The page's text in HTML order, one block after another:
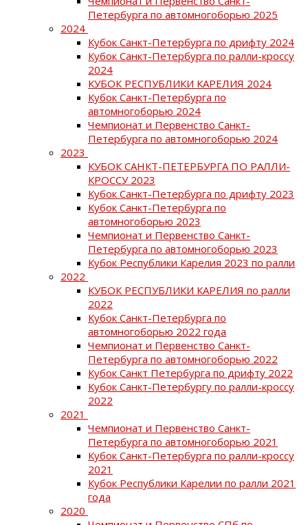
Петербурга по автомногоборью 2025
2024
Кубок Санкт-Петербурга по дрифту 2024
Кубок Санкт-Петербурга по ралли-кроссу
2024
КУБОК РЕСПУБЛИКИ КАРЕЛИЯ 2024
Кубок Санкт-Петербурга по
автомногоборью 2024
Чемпионат и Первенство Санкт-
Петербурга по автомногоборью 2024
2023
КУБОК САНКТ-ПЕТЕРБУРГА ПО РАЛЛИ-
КРОССУ 2023
Кубок Санкт-Петербурга по дрифту 2023
Кубок Санкт-Петербурга по
автомногоборью 2023
Чемпионат и Первенство Санкт-
Петербурга по автомногоборью 2023
Кубок Республики Карелия 2023 по ралли
2022
КУБОК РЕСПУБЛИКИ КАРЕЛИЯ по ралли
2022
Кубок Санкт-Петербурга по
автомногоборью 2022 года
Чемпионат и Первенство Санкт-
Петербурга по автомногоборью 2022
Кубок Санкт Петербурга по дрифту 2022
Кубок Санкт-Петербургу по ралли-кроссу
2022
2021
Чемпионат и Первенство Санкт-
Петербурга по автомногоборью 2021
Кубок Санкт-Петербурга по ралли-кроссу
2021
Кубок Республики Карелии по ралли 2021
года
2020